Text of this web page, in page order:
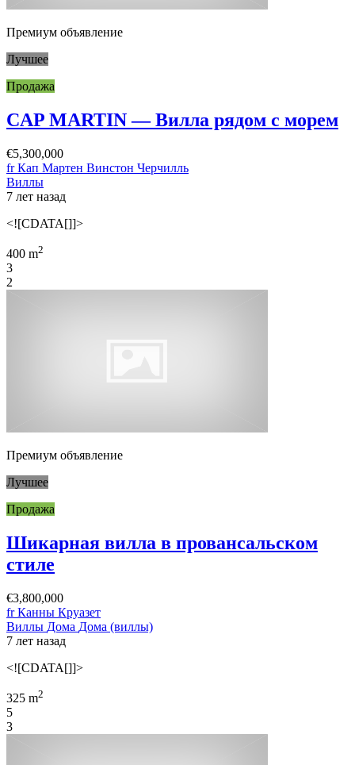
Премиум объявление
Лучшее
Продажа
CAP MARTIN — Вилла рядом с морем
€5,300,000
fr Кап Мартен Винстон Черчилль
Виллы
7 лет назад
<![CDATA[]]>
400 m2
3
2
Премиум объявление
Лучшее
Продажа
Шикарная вилла в провансальском
стиле
€3,800,000
fr Канны Круазет
Виллы Дома Дома (виллы)
7 лет назад
<![CDATA[]]>
325 m2
5
3